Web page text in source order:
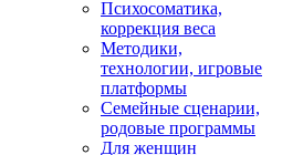
Психосоматика,
коррекция веса
Методики,
технологии, игровые
платформы
Семейные сценарии,
родовые программы
Для женщин